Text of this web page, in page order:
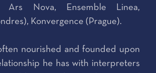
Ars Nova, Ensemble Linea,
Konvergence (Prague).
nourished and founded upon
he has with interpreters